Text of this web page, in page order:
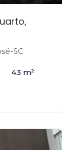
SC
43 m²